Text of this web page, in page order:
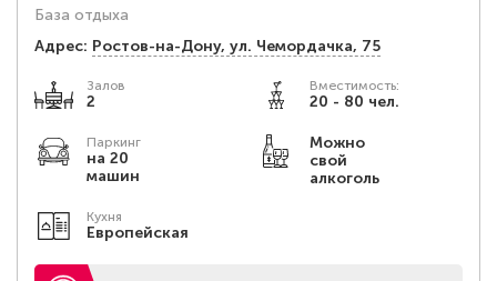
База отдыха
Адрес: Ростов-на-Дону, ул. Чемордачка, 75
Залов
2
Вместимость:
20 - 80 чел.
Паркинг
на 20
машин
Можно
свой
алкоголь
Кухня
Европейская